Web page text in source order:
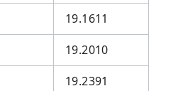
19.1611
19.2010
19.2391